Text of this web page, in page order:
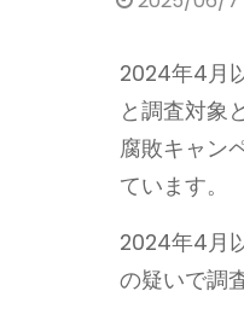
2024年4月
と調査対象
腐敗キャン
ています。
2024年4月
の疑いで調